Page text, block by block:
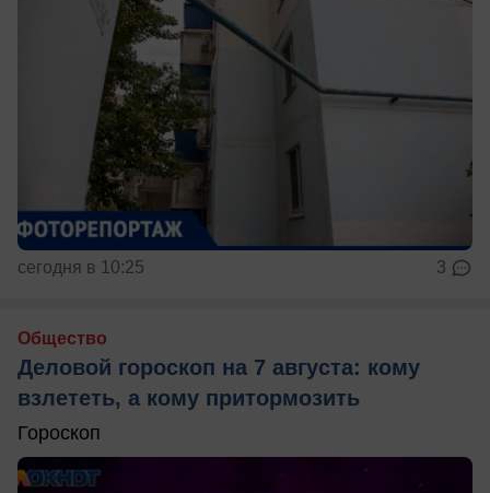
сегодня в 10:25 3
Общество
Деловой гороскоп на 7 августа: кому
взлететь, а кому притормозить
Гороскоп